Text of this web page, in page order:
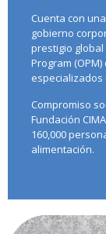
Cuenta con
gobierno
prestigio
Program
especializados
Compromiso
Fundación
160,000
alimentación.